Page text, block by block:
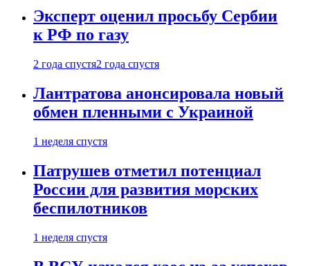
Эксперт оценил просьбу Сербии
к РФ по газу
2 года спустя2 года спустя
Лантратова анонсировала новый
обмен пленными с Украиной
1 неделя спустя
Патрушев отметил потенциал
России для развития морских
беспилотников
1 неделя спустя